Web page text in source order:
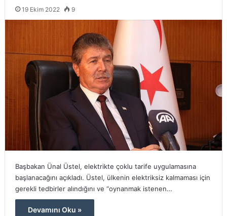
19 Ekim 2022 9
Başbakan Ünal Üstel, elektrikte çoklu tarife uygulamasına
başlanacağını açıkladı. Üstel, ülkenin elektriksiz kalmaması için
gerekli tedbirler alındığını ve “oynanmak istenen…
Devamını Oku »